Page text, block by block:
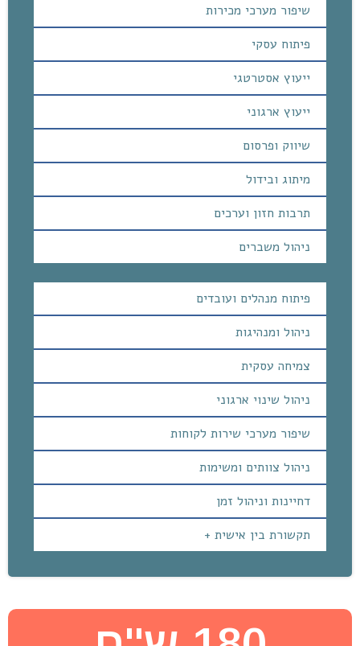
שיפור מערכי מכירות
פיתוח עסקי
ייעוץ אסטרטגי
ייעוץ ארגוני
שיווק ופרסום
מיתוג ובידול
תרבות חזון וערכים
ניהול משברים
פיתוח מנהלים ועובדים
ניהול ומנהיגות
צמיחה עסקית
ניהול שינוי ארגוני
שיפור מערכי שירות לקוחות
ניהול צוותים ומשימות
דחיינות וניהול זמן
תקשורת בין אישית +